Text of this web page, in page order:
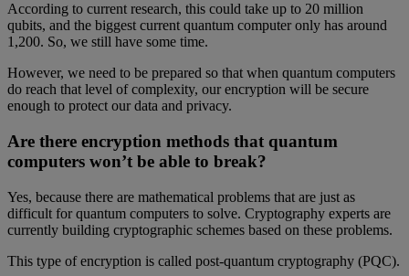
According to current research, this could take up to 20 million
qubits, and the biggest current quantum computer only has around
1,200. So, we still have some time.
However, we need to be prepared so that when quantum computers
do reach that level of complexity, our encryption will be secure
enough to protect our data and privacy.
Are there encryption methods that quantum
computers won’t be able to break?
Yes, because there are mathematical problems that are just as
difficult for quantum computers to solve. Cryptography experts are
currently building cryptographic schemes based on these problems.
This type of encryption is called post-quantum cryptography (PQC).